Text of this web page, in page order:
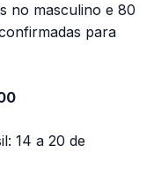
no masculino e 80
para
14 a 20 de